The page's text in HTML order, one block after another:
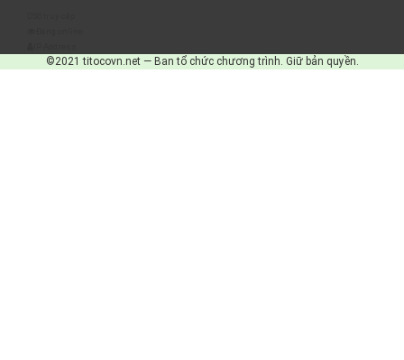
©2021 titocovn.net — Ban tổ chức chương trình. Giữ bản quyền.